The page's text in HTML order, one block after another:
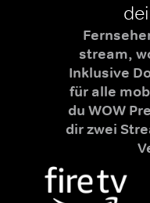
stream,
Inklusive
für alle
du WOW
dir zwei